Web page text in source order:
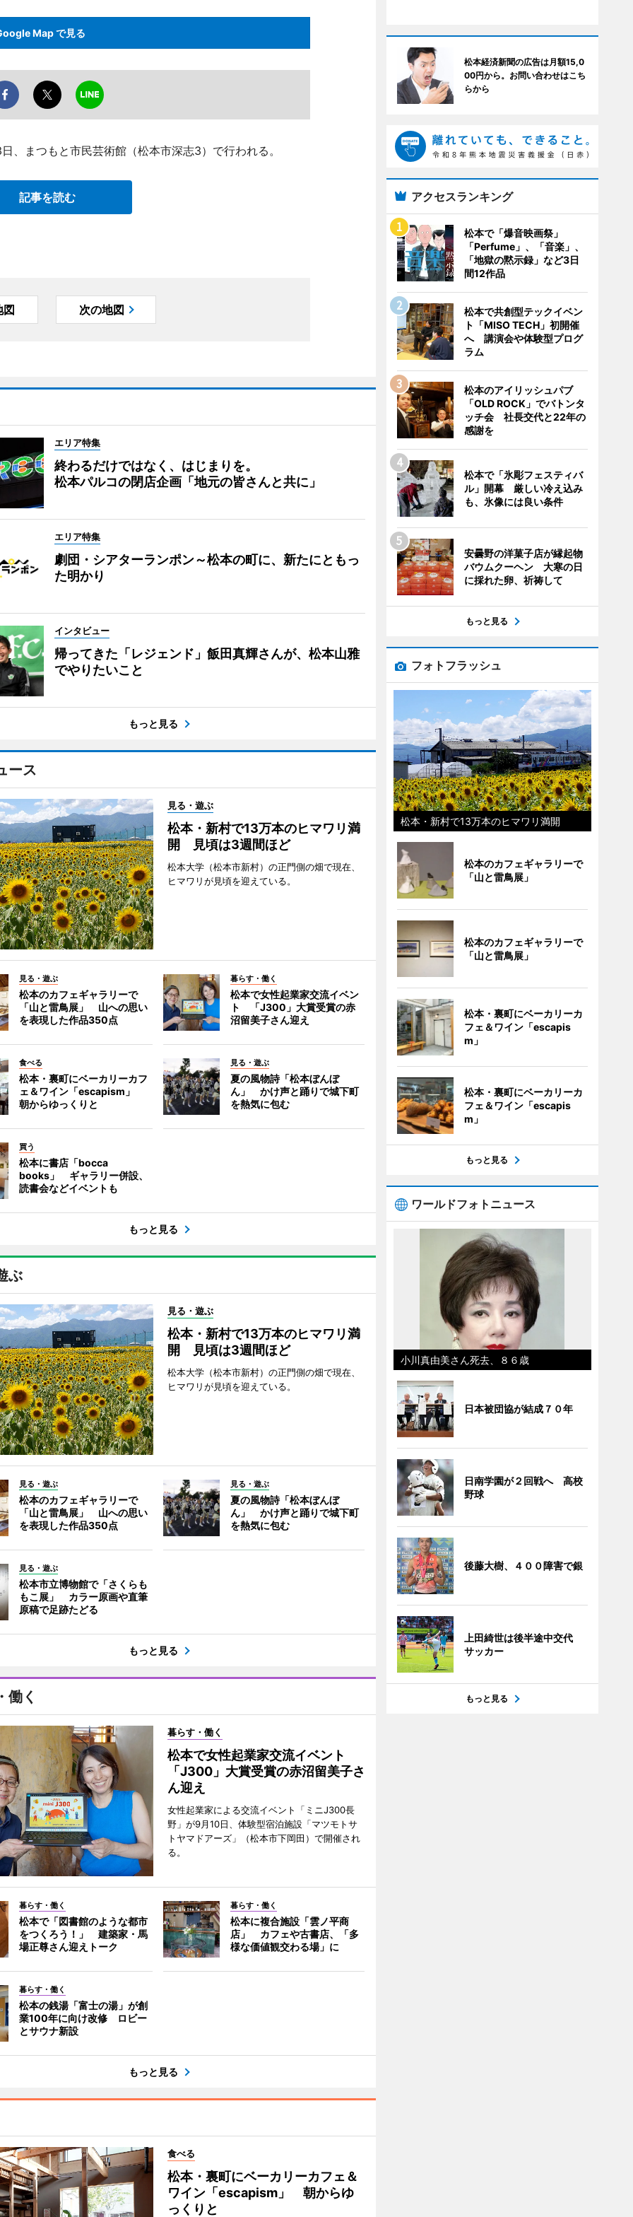
Map で見る
、まつもと市民芸術館（松本市深志3）で行われる。
記事を読む
図 次の地図
エリア特集
終わるだけではなく、はじまりを。
松本パルコの閉店企画「地元の皆さんと共に」
エリア特集
劇団・シアターランポン～松本の町に、新たにともっ
た明かり
インタビュー
帰ってきた「レジェンド」飯田真輝さんが、松本山雅
でやりたいこと
もっと見る
ース
見る・遊ぶ
松本・新村で13万本のヒマワリ満
開 見頃は3週間ほど
松本大学（松本市新村）の正門側の畑で現在、
ヒマワリが見頃を迎えている。
見る・遊ぶ
松本のカフェギャラリーで
「山と雷鳥展」 山への思い
を表現した作品350点
暮らす・働く
松本で女性起業家交流イベン
ト 「J300」大賞受賞の赤
沼留美子さん迎え
食べる
松本・裏町にベーカリーカフ
ェ＆ワイン「escapism」
朝からゆっくりと
見る・遊ぶ
夏の風物詩「松本ぼんぼ
ん」 かけ声と踊りで城下町
を熱気に包む
買う
松本に書店「bocca
books」 ギャラリー併設、
読書会などイベントも
もっと見る
ぶ
見る・遊ぶ
松本・新村で13万本のヒマワリ満
開 見頃は3週間ほど
松本大学（松本市新村）の正門側の畑で現在、
ヒマワリが見頃を迎えている。
見る・遊ぶ
松本のカフェギャラリーで
「山と雷鳥展」 山への思い
を表現した作品350点
見る・遊ぶ
夏の風物詩「松本ぼんぼ
ん」 かけ声と踊りで城下町
を熱気に包む
見る・遊ぶ
松本市立博物館で「さくらも
もこ展」 カラー原画や直筆
原稿で足跡たどる
もっと見る
働く
暮らす・働く
松本で女性起業家交流イベント
「J300」大賞受賞の赤沼留美子さ
ん迎え
女性起業家による交流イベント「ミニJ300長
野」が9月10日、体験型宿泊施設「マツモトサ
トヤマドアーズ」（松本市下岡田）で開催され
る。
暮らす・働く
松本で「図書館のような都市
をつくろう！」 建築家・馬
場正尊さん迎えトーク
暮らす・働く
松本に複合施設「雲ノ平商
店」 カフェや古書店、「多
様な価値観交わる場」に
暮らす・働く
松本の銭湯「富士の湯」が創
業100年に向け改修 ロビー
とサウナ新設
もっと見る
食べる
松本・裏町にベーカリーカフェ＆
ワイン「escapism」 朝からゆ
っくりと
松本経済新聞の広告は月額15,0
00円から。お問い合わせはこち
らから
アクセスランキング
松本で「爆音映画祭」
「Perfume」、「音楽」、
「地獄の黙示録」など3日
間12作品
松本で共創型テックイベン
ト「MISO TECH」初開催
へ 講演会や体験型プログ
ラム
松本のアイリッシュパブ
「OLD ROCK」でバトンタ
ッチ会 社長交代と22年の
感謝を
松本で「氷彫フェスティバ
ル」開幕 厳しい冷え込み
も、氷像には良い条件
安曇野の洋菓子店が縁起物
バウムクーヘン 大寒の日
に採れた卵、祈祷して
もっと見る
フォトフラッシュ
松本・新村で13万本のヒマワリ満開
松本のカフェギャラリーで
「山と雷鳥展」
松本のカフェギャラリーで
「山と雷鳥展」
松本・裏町にベーカリーカ
フェ＆ワイン「escapis
m」
松本・裏町にベーカリーカ
フェ＆ワイン「escapis
m」
もっと見る
ワールドフォトニュース
小川真由美さん死去、８６歳
日本被団協が結成７０年
日南学園が２回戦へ 高校
野球
後藤大樹、４００障害で銀
上田綺世は後半途中交代
サッカー
もっと見る